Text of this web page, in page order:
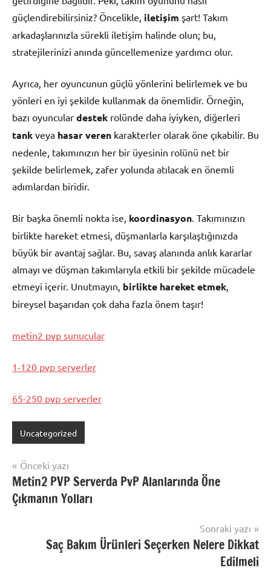
güçlendirebilirsiniz? Öncelikle, iletişim şart! Takım
arkadaşlarınızla sürekli iletişim halinde olun; bu,
stratejilerinizi anında güncellemenize yardımcı olur.
Ayrıca, her oyuncunun güçlü yönlerini belirlemek ve bu
yönleri en iyi şekilde kullanmak da önemlidir. Örneğin,
bazı oyuncular destek rolünde daha iyiyken, diğerleri
tank veya hasar veren karakterler olarak öne çıkabilir. Bu
nedenle, takımınızın her bir üyesinin rolünü net bir
şekilde belirlemek, zafer yolunda atılacak en önemli
adımlardan biridir.
Bir başka önemli nokta ise, koordinasyon. Takımınızın
birlikte hareket etmesi, düşmanlarla karşılaştığınızda
büyük bir avantaj sağlar. Bu, savaş alanında anlık kararlar
almayı ve düşman takımlarıyla etkili bir şekilde mücadele
etmeyi içerir. Unutmayın, birlikte hareket etmek,
bireysel başarıdan çok daha fazla önem taşır!
metin2 pvp sunucular
1-120 pvp serverler
65-250 pvp serverler
Uncategorized
Yazı
gezinmesi
Önceki yazı
Metin2 PVP Serverda PvP Alanlarında Öne
Çıkmanın Yolları
Sonraki yazı
Saç Bakım Ürünleri Seçerken Nelere Dikkat
Edilmeli